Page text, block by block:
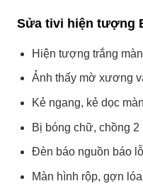
Sửa tivi hiện tượng
Hiện tượng trắng
Ảnh thấy mờ xương
Kẻ ngang, kẻ dọc
Bị bóng chữ, chồng 2
Đèn báo nguồn báo
Màn hình rộp, gợn